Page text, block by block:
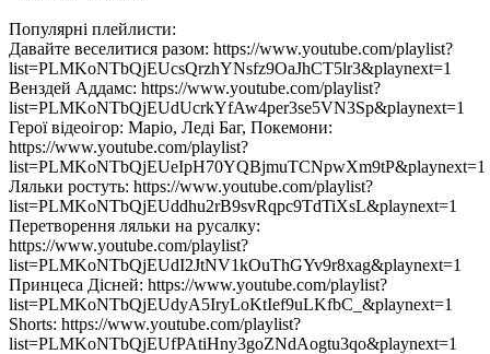
Популярні плейлисти:
Давайте веселитися разом: https://www.youtube.com/playlist?
list=PLMKoNTbQjEUcsQrzhYNsfz9OaJhCT5lr3&playnext=1
Венздей Аддамс: https://www.youtube.com/playlist?
list=PLMKoNTbQjEUdUcrkYfAw4per3se5VN3Sp&playnext=1
Герої відеоігор: Маріо, Леді Баг, Покемони:
https://www.youtube.com/playlist?
list=PLMKoNTbQjEUeIpH70YQBjmuTCNpwXm9tP&playnext=1
Ляльки ростуть: https://www.youtube.com/playlist?
list=PLMKoNTbQjEUddhu2rB9svRqpc9TdTiXsL&playnext=1
Перетворення ляльки на русалку:
https://www.youtube.com/playlist?
list=PLMKoNTbQjEUdI2JtNV1kOuThGYv9r8xag&playnext=1
Принцеса Дісней: https://www.youtube.com/playlist?
list=PLMKoNTbQjEUdyA5IryLoKtIef9uLKfbC_&playnext=1
Shorts: https://www.youtube.com/playlist?
list=PLMKoNTbQjEUfPAtiHny3goZNdAogtu3qo&playnext=1